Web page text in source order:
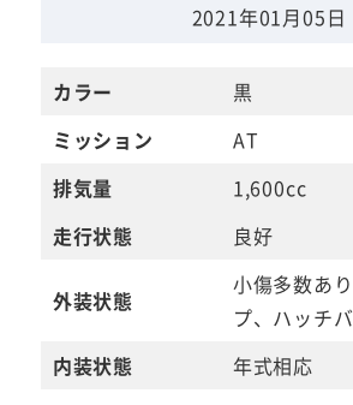
2021年01月05日
カラー
黒
ミッション
AT
排気量
1,600cc
走行状態
良好
外装状態
小傷多数あ
プ、ハッチ
内装状態
年式相応